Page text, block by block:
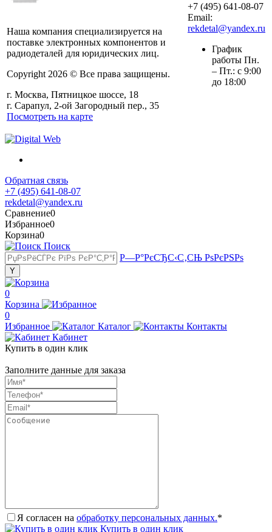
Наша компания специализируется на
поставке электронных компонентов и
радиодеталей для юридических лиц.
Copyright 2026 © Все права защищены.
г. Москва, Пятницкое шоссе, 18
г. Сарапул, 2-ой Загородный пер., 35
Посмотреть на карте
+7 (495) 641-08-07
Email:
rekdetal@yandex.ru
График
работы Пн.
– Пт.: с 9:00
до 18:00
Обратная связь
+7 (495) 641-08-07
rekdetal@yandex.ru
Сравнение0
Избранное0
Корзина0
Поиск
Р—Р°РєСЂС‹С‚СЊ РѕРєРЅРѕ
0
Корзина
0
Избранное
Каталог
Контакты
Кабинет
Купить в один клик
Заполните данные для заказа
Я согласен на обработку персональных данных.*
Купить в один клик